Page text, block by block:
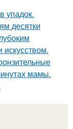
упадок.
десятки
мамы.